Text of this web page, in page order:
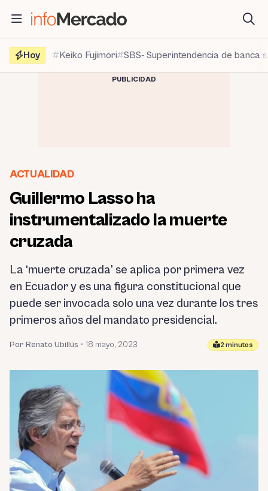
contenido
Hoy
Keiko Fujimori SBS- Superintendencia de banca
PUBLICIDAD
ACTUALIDAD
Guillermo Lasso ha
instrumentalizado la muerte
cruzada
La ‘muerte cruzada’ se aplica por primera vez
en Ecuador y es una figura constitucional que
puede ser invocada solo una vez durante los tres
primeros años del mandato presidencial.
Por Renato Ubillús • 18 mayo, 2023 2 minutos